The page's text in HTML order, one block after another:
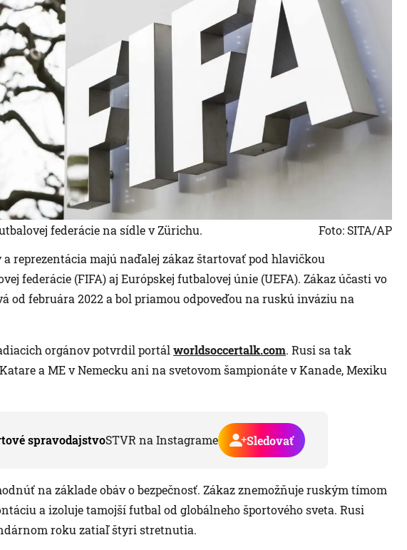
federácie na sídle v Zürichu.
Foto: SITA/AP
reprezentácia majú naďalej zákaz štartovať pod hlavičkou
federácie (FIFA) aj Európskej futbalovej únie (UEFA). Zákaz účasti vo
od februára 2022 a bol priamou odpoveďou na ruskú inváziu na
orgánov potvrdil portál worldsoccertalk.com. Rusi sa tak
a ME v Nemecku ani na svetovom šampionáte v Kanade, Mexiku
spravodajstvoSTVR na Instagrame Sledovať
na základe obáv o bezpečnosť. Zákaz znemožňuje ruským tímom
a izoluje tamojší futbal od globálneho športového sveta. Rusi
roku zatiaľ štyri stretnutia.